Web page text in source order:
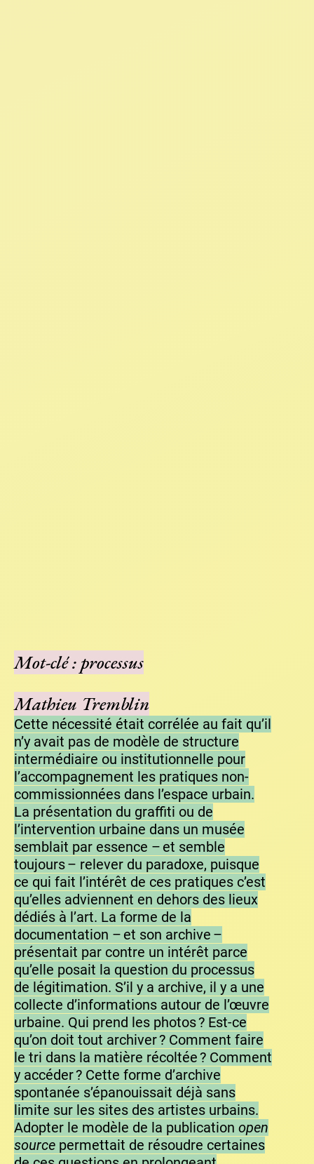
Mot-clé : processus
Mathieu Tremblin
Cette nécessité était corrélée au fait qu’il
n’y avait pas de modèle de structure
intermédiaire ou institutionnelle pour
l’accompagnement les pratiques non-
commissionnées dans l’espace urbain.
La présentation du graffiti ou de
l’intervention urbaine dans un musée
semblait par essence – et semble
toujours – relever du paradoxe, puisque
ce qui fait l’intérêt de ces pratiques c’est
qu’elles adviennent en dehors des lieux
dédiés à l’art. La forme de la
documentation – et son archive –
présentait par contre un intérêt parce
qu’elle posait la question du processus
de légitimation. S’il y a archive, il y a une
collecte d’informations autour de l’œuvre
urbaine. Qui prend les photos ? Est-ce
qu’on doit tout archiver ? Comment faire
le tri dans la matière récoltée ? Comment
y accéder ? Cette forme d’archive
spontanée s’épanouissait déjà sans
limite sur les sites des artistes urbains.
Adopter le modèle de la publication open
source permettait de résoudre certaines